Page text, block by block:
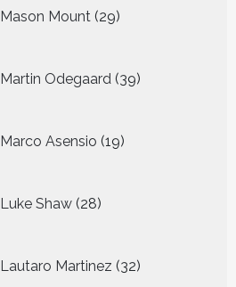
Mason Mount 29
producten
Martin Odegaard 39
producten
Marco Asensio 19
producten
Luke Shaw 28
producten
Lautaro Martinez 32
producten